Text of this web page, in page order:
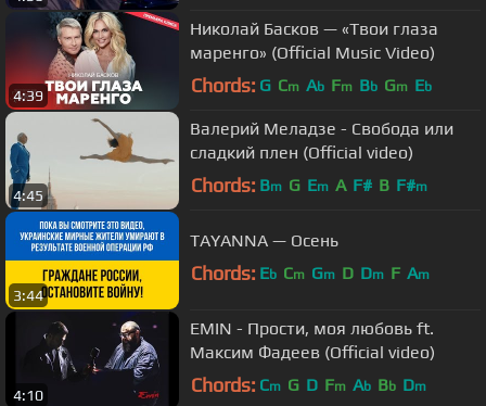
4:39
Николай Басков — «Твои глаза
маренго» (Official Music Video)
Chords: G Cm Ab Fm Bb Gm Eb
4:45
Валерий Меладзе - Свобода или
сладкий плен (Official video)
Chords: Bm G Em A F# B F#m
3:44
TAYANNA — Осень
Chords: Eb Cm Gm D Dm F Am
4:10
EMIN - Прости, моя любовь ft.
Максим Фадеев (Official video)
Chords: Cm G D Fm Ab Bb Dm